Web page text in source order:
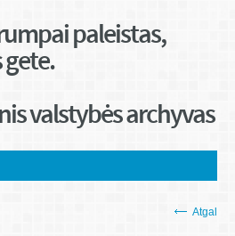
paleistas,
valstybės archyvas
Atgal